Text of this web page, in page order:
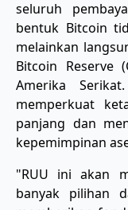
seluruh
bentuk Bitcoin
melainkan
Bitcoin Reserve
Amerika
memperkuat
panjang dan
kepemimpinan
"RUU ini akan
banyak pilihan